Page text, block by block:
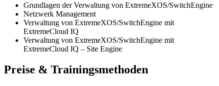
Grundlagen der Verwaltung von ExtremeXOS/SwitchEngine
Netzwerk Management
Verwaltung von ExtremeXOS/SwitchEngine mit
ExtremeCloud IQ
Verwaltung von ExtremeXOS/SwitchEngine mit
ExtremeCloud IQ – Site Engine
Preise & Trainingsmethoden